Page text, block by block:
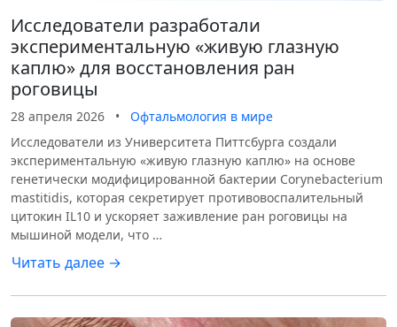
Исследователи разработали
экспериментальную «живую глазную
каплю» для восстановления ран
роговицы
28 апреля 2026 •
Офтальмология в мире
Исследователи из Университета Питтсбурга создали
экспериментальную «живую глазную каплю» на основе
генетически модифицированной бактерии Corynebacterium
mastitidis, которая секретирует противовоспалительный
цитокин IL10 и ускоряет заживление ран роговицы на
мышиной модели, что …
Читать далее →